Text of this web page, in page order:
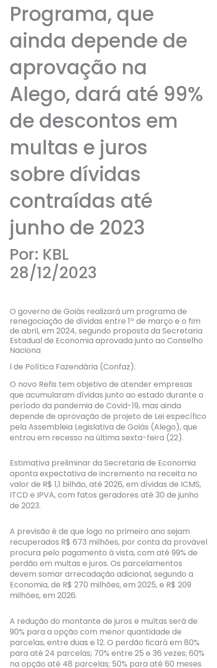
Programa, que
ainda depende de
aprovação na
Alego, dará até 99%
de descontos em
multas e juros
sobre dívidas
contraídas até
junho de 2023
Por: KBL
28/12/2023
O governo de Goiás realizará um programa de
renegociação de dívidas entre 1º de março e o fim
de abril, em 2024, segundo proposta da Secretaria
Estadual de Economia aprovada junto ao Conselho
Naciona
l de Política Fazendária (Confaz).
O novo Refis tem objetivo de atender empresas
que acumularam dívidas junto ao estado durante o
período da pandemia de Covid-19, mas ainda
depende de aprovação de projeto de Lei específico
pela Assembleia Legislativa de Goiás (Alego), que
entrou em recesso na última sexta-feira (22).
Estimativa preliminar da Secretaria de Economia
aponta expectativa de incremento na receita no
valor de R$ 1,1 bilhão, até 2026, em dívidas de ICMS,
ITCD e IPVA, com fatos geradores até 30 de junho
de 2023.
A previsão é de que logo no primeiro ano sejam
recuperados R$ 673 milhões, por conta da provável
procura pelo pagamento à vista, com até 99% de
perdão em multas e juros. Os parcelamentos
devem somar arrecadação adicional, segundo a
Economia, de R$ 270 milhões, em 2025, e R$ 209
milhões, em 2026.
A redução do montante de juros e multas será de
90% para a opção com menor quantidade de
parcelas, entre duas e 12. O perdão ficará em 80%
para até 24 parcelas; 70% entre 25 e 36 vezes; 60%
na opção até 48 parcelas; 50% para até 60 meses